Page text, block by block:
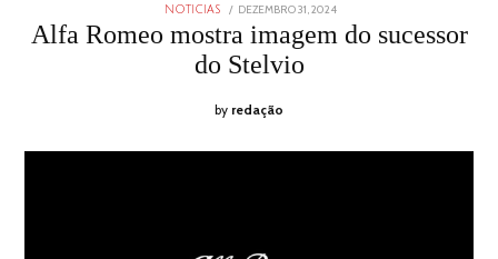
NOTICIAS
POSTED
DEZEMBRO 31, 2024DEZEMBRO
30,
2024
Alfa Romeo mostra imagem do sucessor
do Stelvio
by redação